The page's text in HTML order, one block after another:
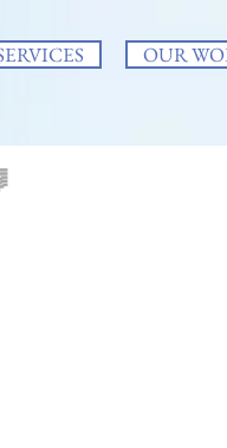
OUR